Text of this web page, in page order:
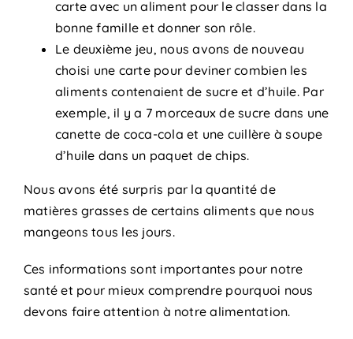
carte avec un aliment pour le classer dans la
bonne famille et donner son rôle.
Le deuxième jeu, nous avons de nouveau
choisi une carte pour deviner combien les
aliments contenaient de sucre et d’huile. Par
exemple, il y a 7 morceaux de sucre dans une
canette de coca-cola et une cuillère à soupe
d’huile dans un paquet de chips.
Nous avons été surpris par la quantité de
matières grasses de certains aliments que nous
mangeons tous les jours.
Ces informations sont importantes pour notre
santé et pour mieux comprendre pourquoi nous
devons faire attention à notre alimentation.